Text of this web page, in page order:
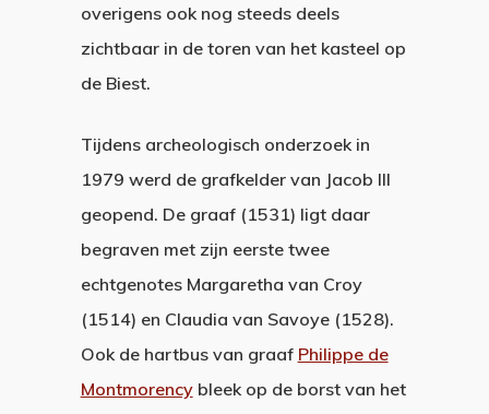
overigens ook nog steeds deels
zichtbaar in de toren van het kasteel op
de Biest.
Tijdens archeologisch onderzoek in
1979 werd de grafkelder van Jacob III
geopend. De graaf (1531) ligt daar
begraven met zijn eerste twee
echtgenotes Margaretha van Croy
(1514) en Claudia van Savoye (1528).
Ook de hartbus van graaf Philippe de
Montmorencybleek op de borst van het